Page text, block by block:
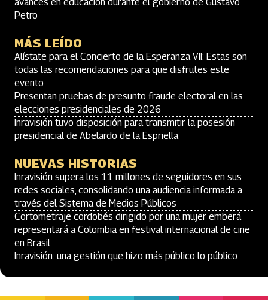
Petro
MÁS LEÍDO
Alístate para el Concierto de la Esperanza VII: Estas son
todas las recomendaciones para que disfrutes este
evento
Presentan pruebas de presunto fraude electoral en las
elecciones presidenciales de 2026
Inravisión tuvo disposición para transmitir la posesión
presidencial de Abelardo de la Espriella
NUEVAS HISTORIAS
Inravisión supera los 11 millones de seguidores en sus
redes sociales, consolidando una audiencia informada a
través del Sistema de Medios Públicos
Cortometraje cordobés dirigido por una mujer emberá
representará a Colombia en festival internacional de cine
en Brasil
Inravisión: una gestión que hizo más público lo público